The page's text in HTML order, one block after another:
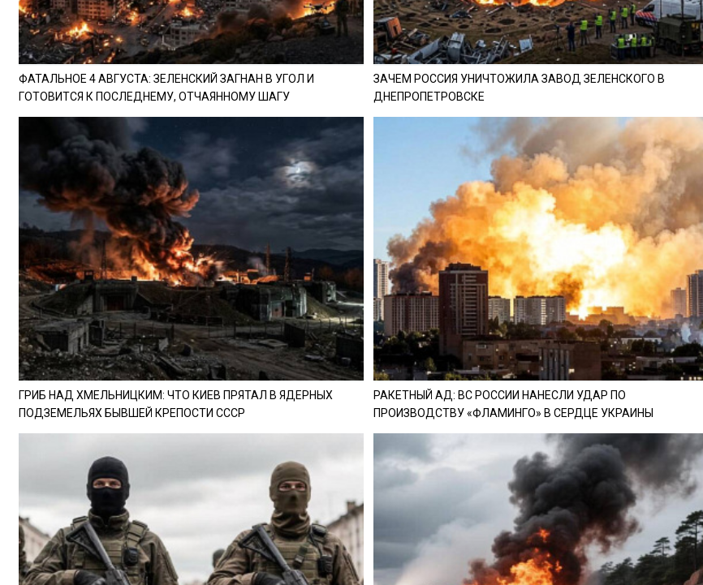
ФАТАЛЬНОЕ 4 АВГУСТА: ЗЕЛЕНСКИЙ ЗАГНАН В УГОЛ И
ГОТОВИТСЯ К ПОСЛЕДНЕМУ, ОТЧАЯННОМУ ШАГУ
ЗАЧЕМ РОССИЯ УНИЧТОЖИЛА ЗАВОД ЗЕЛЕНСКОГО В
ДНЕПРОПЕТРОВСКЕ
ГРИБ НАД ХМЕЛЬНИЦКИМ: ЧТО КИЕВ ПРЯТАЛ В ЯДЕРНЫХ
ПОДЗЕМЕЛЬЯХ БЫВШЕЙ КРЕПОСТИ СССР
РАКЕТНЫЙ АД: ВС РОССИИ НАНЕСЛИ УДАР ПО
ПРОИЗВОДСТВУ «ФЛАМИНГО» В СЕРДЦЕ УКРАИНЫ